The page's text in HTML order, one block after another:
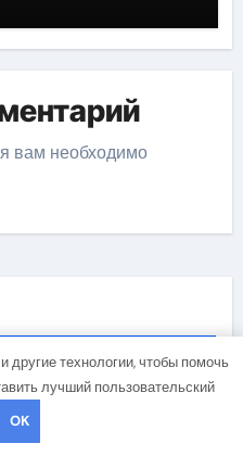
вам необходимо
Поиск
другие технологии, чтобы помочь
лучший пользовательский
OK